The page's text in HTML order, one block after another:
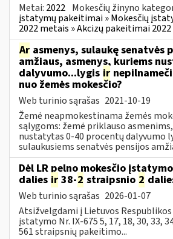
Metai: 2022 Mokesčių žinyno
įstatymų pakeitimai » Mokesčių
2022 metais » Akcizų pakeitimai 2022
Ar asmenys, sulaukę senatvės
amžiaus, asmenys, kuriems
dalyvumo...lygis ir
nuo žemės mokesčio?
Web turinio sąrašas 2021-10-19
Žemė neapmokestinama žemės
sąlygoms: žemė priklauso
nustatytas 0-40 procentų dalyvumo
sulaukusiems senatvės pensijos
Dėl LR pelno mokesčio
dalies ir 38-2 straipsnio 2
Web turinio sąrašas 2026-01-07
Atsižvelgdami į Lietuvos
įstatymo Nr. IX-675 5, 17, 18, 30, 33,
561 straipsnių pakeitimo...